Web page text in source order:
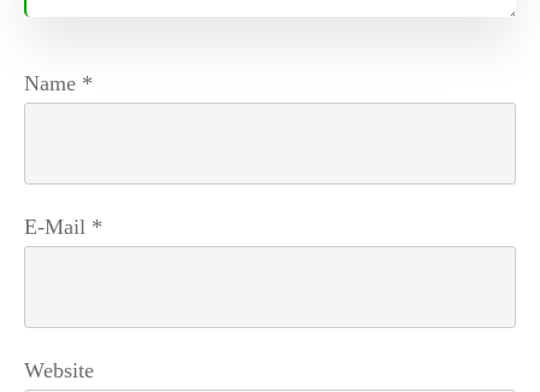
Name *
E-Mail *
Website